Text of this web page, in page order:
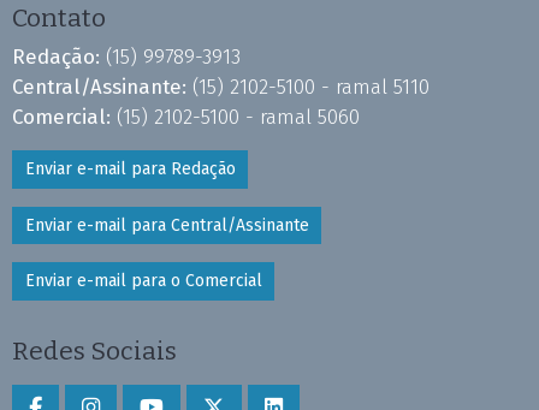
Contato
Redação: (15) 99789-3913
Central/Assinante: (15) 2102-5100 - ramal 5110
Comercial: (15) 2102-5100 - ramal 5060
Enviar e-mail para Redação
Enviar e-mail para Central/Assinante
Enviar e-mail para o Comercial
Redes Sociais